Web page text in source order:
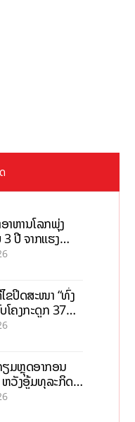
າຫານໂລກພຸ່ງ
ປີ ຈາກແຮງ
າມ, El nino
ຂປິດສະໜາ “ທົ່ງ
ຄງກະດູກ 37
ມຫຼຸດອາກອນ
ຫວັງອູ້ມທຸລະກິດ
ະ ຈຸນລະ